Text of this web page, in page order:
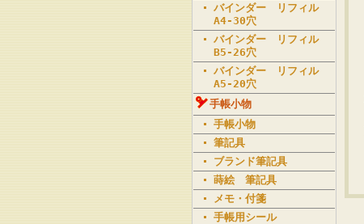
バインダー リフィル
A4-30穴
バインダー リフィル
B5-26穴
バインダー リフィル
A5-20穴
手帳小物
手帳小物
筆記具
ブランド筆記具
蒔絵 筆記具
メモ・付箋
手帳用シール